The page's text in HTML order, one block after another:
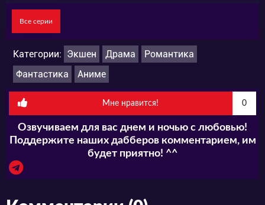
Все серии
Категории: Экшен Драма
Романтика
Фантастика
Аниме
Мне нравится! 0
Озвучиваем для вас днем и ночью с любовью!
Поддержите наших дабберов комментарием, им
будет приятно! ^^